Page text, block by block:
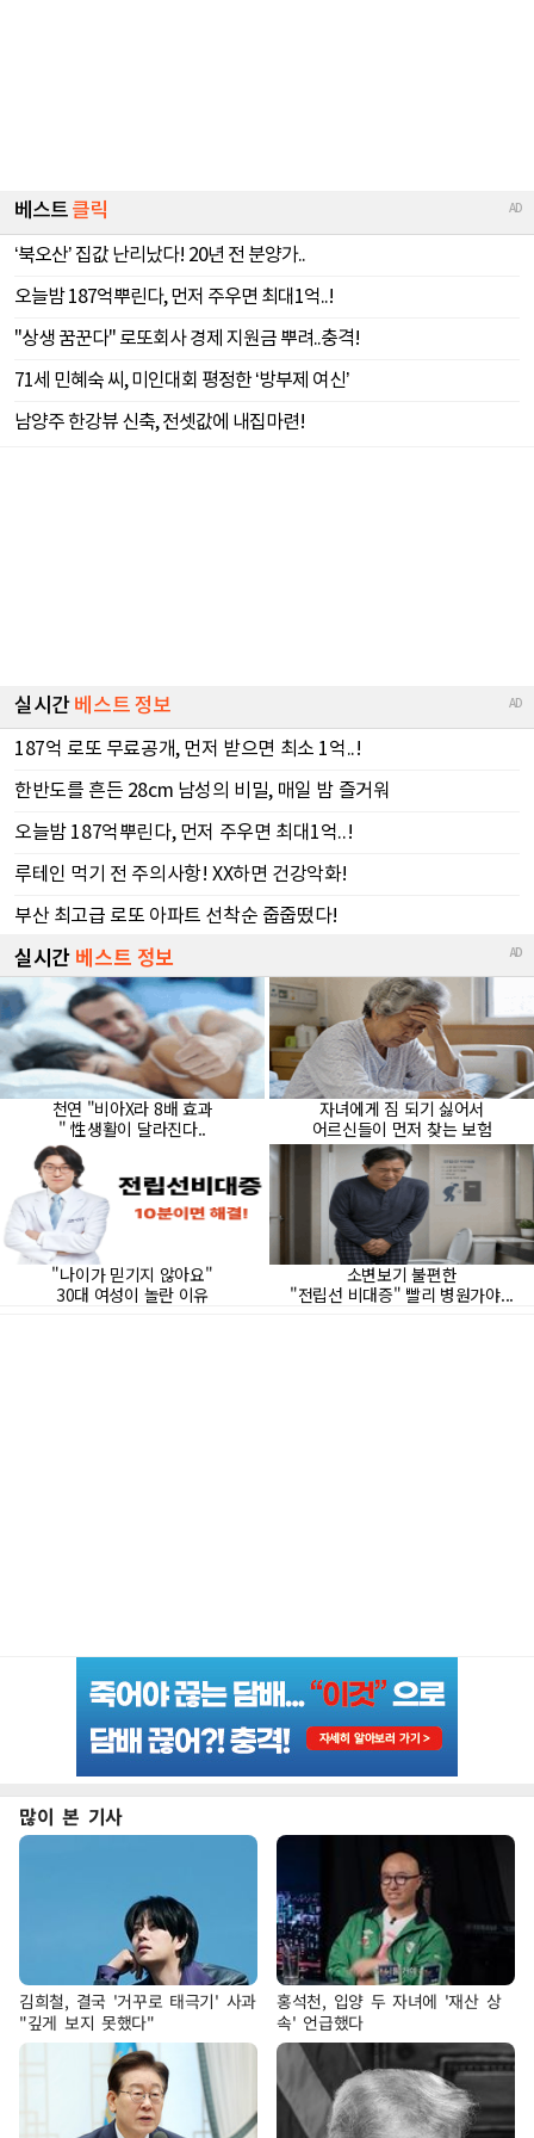
많이 본 기사
김희철, 결국 '거꾸로 태극기' 사과
"깊게 보지 못했다"
홍석천, 입양 두 자녀에 '재산 상
속' 언급했다